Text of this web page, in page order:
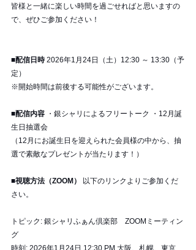
皆様と一緒に楽しい時間を過ごせればと思いますの
で、ぜひご参加ください！
■配信日時 2026年1月24日（土）12:30 ～ 13:30（予
定）
※開始時間は前後する可能性がございます。
■配信内容 ・銀シャリによるフリートーク ・12月誕
生日抽選会
（12月にお誕生日を迎えられた会員様の中から、抽
選で素敵なプレゼントが当たります！）
■視聴方法（ZOOM）
以下のリンクよりご参加くだ
さい。
トピック: 銀シャリふぁん倶楽部　ZOOMミーティン
グ
時刻: 2026年1月24日 12:30 PM 大阪、札幌、東京